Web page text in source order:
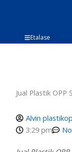
Etalase
Jual Plastik OPP
Alvin
3:29 pm